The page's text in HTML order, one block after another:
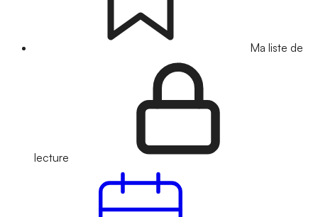
Ma liste de
lecture